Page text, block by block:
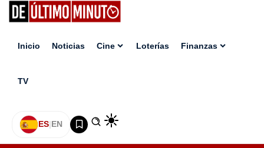
Inicio Noticias Cine Loterías Finanzas
TV
ES|EN